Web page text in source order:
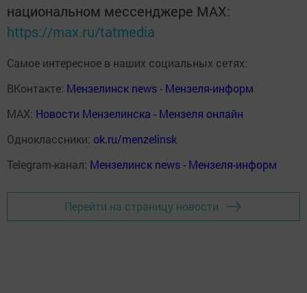
национальном мессенджере MАХ:
https://max.ru/tatmedia
Самое интересное в наших социальных сетях:
ВКонтакте: Мензелинск news - Мензеля-информ
MAX: Новости Мензелинска - Мензеля онлайн
Одноклассники: ok.ru/menzelinsk
Telegram-канал: Мензелинск news - Мензеля-информ
Перейти на страницу новости